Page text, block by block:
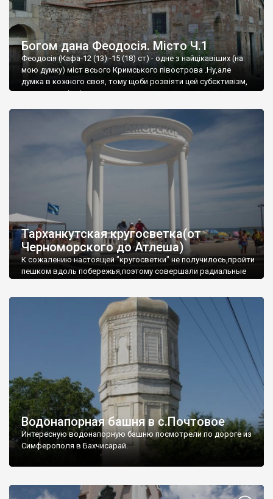
Богом дана Феодосія. Місто Ч.1
Феодосія (Кафа-12 (13) -15 (18) ст) - одне з найцікавіших (на
мою думку) міст всього Кримського півострова .Ну,але
думка в кожного своя, тому щоби розвіяти цей субєктивізм,
запрошую відвідати це
Тарханкутская кругосветка(от
Черноморского до Атлеша)
К сожалению настоящей "кругосветки" не получилось,пройти
пешком вдоль побережья,поэтому совершали радиальные
Водонапорная башня в с.Почтовое
Интересную водонапорную башню посмотрели по дороге из
Симферополя в Бахчисарай.